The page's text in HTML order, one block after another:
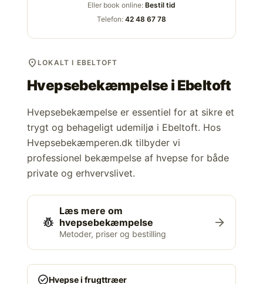
Eller book online: Bestil tid
Telefon: 42 48 67 78
location_on LOKALT I EBELTOFT
Hvepsebekæmpelse i Ebeltoft
Hvepsebekæmpelse er essentiel for at sikre et
trygt og behageligt udemiljø i Ebeltoft. Hos
Hvepsebekæmperen.dk tilbyder vi
professionel bekæmpelse af hvepse for både
private og erhvervslivet.
pest_control
Læs mere om
hvepsebekæmpelse
Metoder, priser og bestilling
arrow_forward
check_circleHvepse i frugttræer